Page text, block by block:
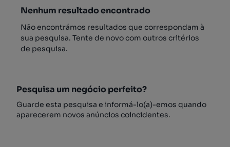
Nenhum resultado encontrado
Não encontrámos resultados que correspondam à
sua pesquisa. Tente de novo com outros critérios
de pesquisa.
Pesquisa um negócio perfeito?
Guarde esta pesquisa e informá-lo(a)-emos quando
aparecerem novos anúncios coincidentes.